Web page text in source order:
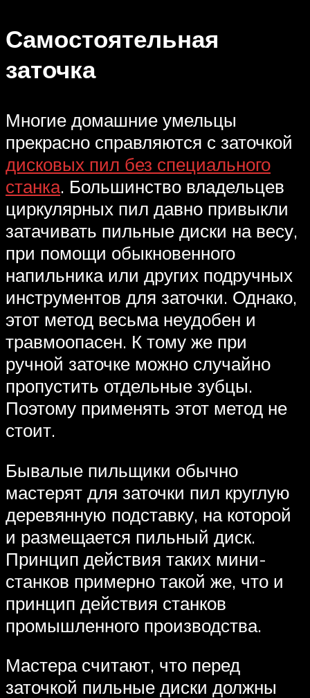
Самостоятельная
заточка
Многие домашние умельцы
прекрасно справляются с заточкой
дисковых пил без специального
станка. Большинство владельцев
циркулярных пил давно привыкли
затачивать пильные диски на весу,
при помощи обыкновенного
напильника или других подручных
инструментов для заточки. Однако,
этот метод весьма неудобен и
травмоопасен. К тому же при
ручной заточке можно случайно
пропустить отдельные зубцы.
Поэтому применять этот метод не
стоит.
Бывалые пильщики обычно
мастерят для заточки пил круглую
деревянную подставку, на которой
и размещается пильный диск.
Принцип действия таких мини-
станков примерно такой же, что и
принцип действия станков
промышленного производства.
Мастера считают, что перед
заточкой пильные диски должны